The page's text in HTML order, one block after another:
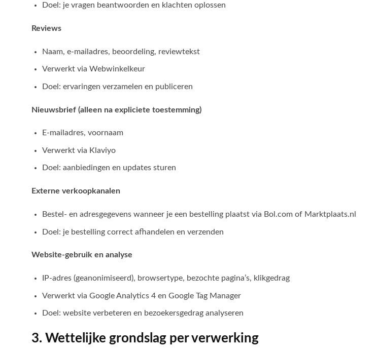
Doel: je vragen beantwoorden en klachten oplossen
Reviews
Naam, e-mailadres, beoordeling, reviewtekst
Verwerkt via Webwinkelkeur
Doel: ervaringen verzamelen en publiceren
Nieuwsbrief (alleen na expliciete toestemming)
E-mailadres, voornaam
Verwerkt via Klaviyo
Doel: aanbiedingen en updates sturen
Externe verkoopkanalen
Bestel- en adresgegevens wanneer je een bestelling plaatst via Bol.com of Marktplaats.nl
Doel: je bestelling correct afhandelen en verzenden
Website-gebruik en analyse
IP-adres (geanonimiseerd), browsertype, bezochte pagina’s, klikgedrag
Verwerkt via Google Analytics 4 en Google Tag Manager
Doel: website verbeteren en bezoekersgedrag analyseren
3. Wettelijke grondslag per verwerking